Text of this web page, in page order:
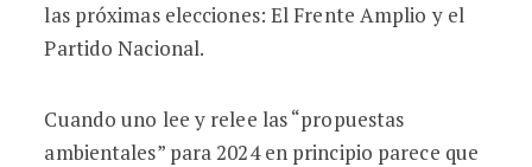
las próximas elecciones: El Frente Amplio y el
Partido Nacional.
Cuando uno lee y relee las “propuestas
ambientales” para 2024 en principio parece que